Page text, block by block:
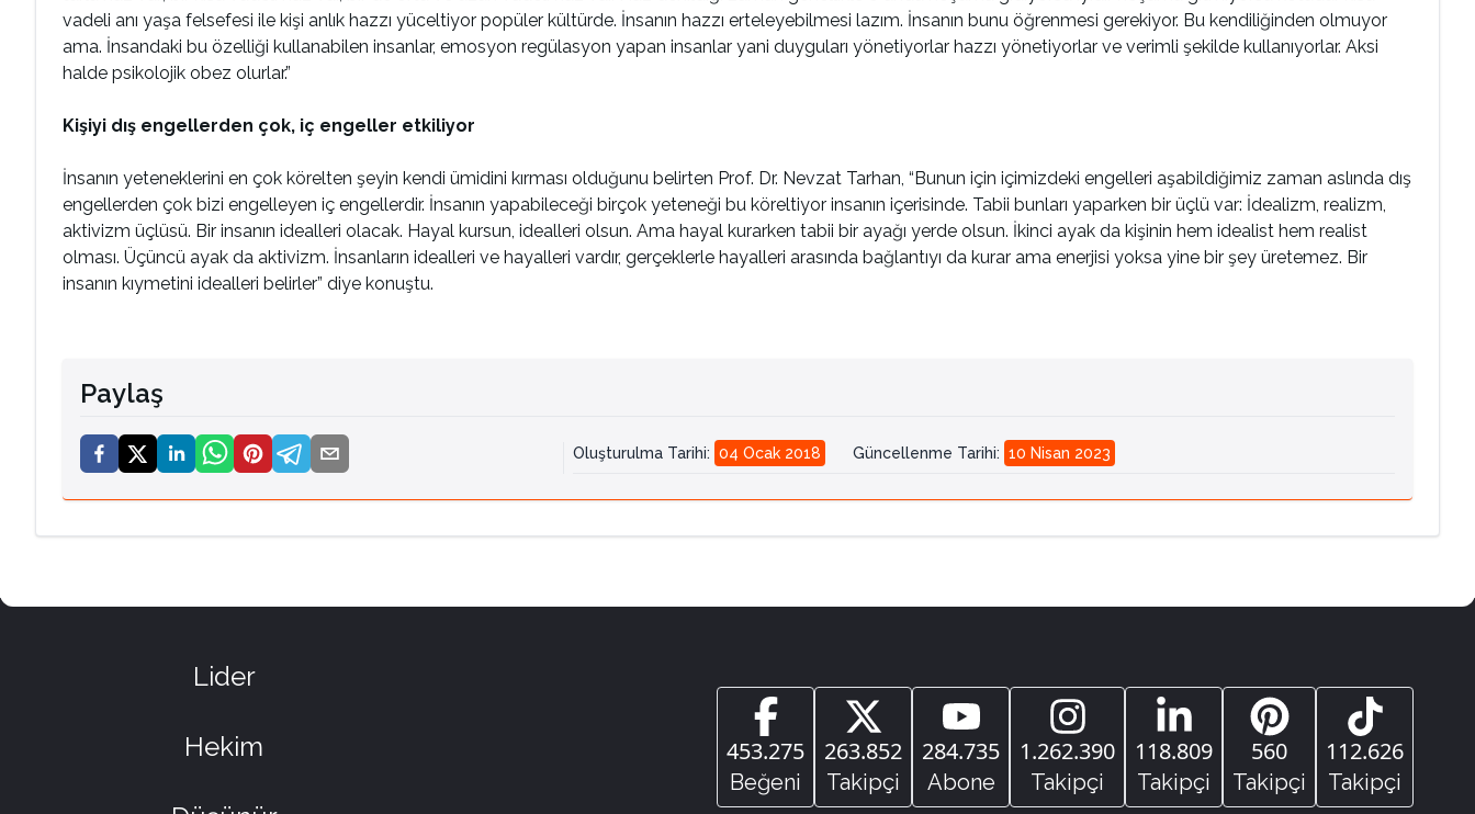
vadeli anı yaşa felsefesi ile kişi anlık hazzı yüceltiyor popüler kültürde. İnsanın hazzı erteleyebilmesi lazım. İnsanın bunu öğrenmesi gerekiyor. Bu kendiliğinden olmuyor
ama. İnsandaki bu özelliği kullanabilen insanlar, emosyon regülasyon yapan insanlar yani duyguları yönetiyorlar hazzı yönetiyorlar ve verimli şekilde kullanıyorlar. Aksi
halde psikolojik obez olurlar.”
Kişiyi dış engellerden çok, iç engeller etkiliyor
İnsanın yeteneklerini en çok körelten şeyin kendi ümidini kırması olduğunu belirten Prof. Dr. Nevzat Tarhan, “Bunun için içimizdeki engelleri aşabildiğimiz zaman aslında dış
engellerden çok bizi engelleyen iç engellerdir. İnsanın yapabileceği birçok yeteneği bu köreltiyor insanın içerisinde. Tabii bunları yaparken bir üçlü var: İdealizm, realizm,
aktivizm üçlüsü. Bir insanın idealleri olacak. Hayal kursun, idealleri olsun. Ama hayal kurarken tabii bir ayağı yerde olsun. İkinci ayak da kişinin hem idealist hem realist
olması. Üçüncü ayak da aktivizm. İnsanların idealleri ve hayalleri vardır, gerçeklerle hayalleri arasında bağlantıyı da kurar ama enerjisi yoksa yine bir şey üretemez. Bir
insanın kıymetini idealleri belirler” diye konuştu.
Paylaş
Oluşturulma Tarihi: 04 Ocak 2018 Güncellenme Tarihi: 10 Nisan 2023
Lider
Hekim 453.275
Beğeni
263.852
Takipçi
284.735
Abone
1.262.390
Takipçi
118.809
Takipçi
560
Takipçi
112.626
Takipçi